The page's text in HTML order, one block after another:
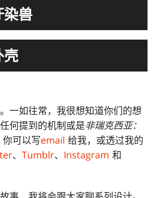
染兽
壳
一如往常，我很想知道你们的想
何提到的机制或是非瑞克西亚：
可以写email 给我，或透过我的
、Tumblr、 Instagram 和